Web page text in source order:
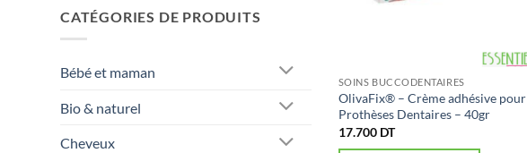
CATÉGORIES DE PRODUITS
Bébé et maman
Bio & naturel
Cheveux
SOINS BUCCODENTAIRES
OlivaFix® – Crème adhésive pour
Prothèses Dentaires – 40gr
17.700 DT